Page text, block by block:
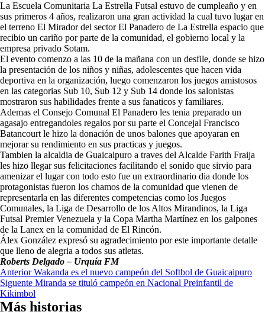
La Escuela Comunitaria La Estrella Futsal estuvo de cumpleaño y en
sus primeros 4 años, realizaron una gran actividad la cual tuvo lugar en
el terreno El Mirador del sector El Panadero de La Estrella espacio que
recibio un cariño por parte de la comunidad, el gobierno local y la
empresa privado Sotam.
El evento comenzo a las 10 de la mañana con un desfile, donde se hizo
la presentación de los niños y niñas, adolescentes que hacen vida
deportiva en la organización, luego comenzaron los juegos amistosos
en las categorias Sub 10, Sub 12 y Sub 14 donde los salonistas
mostraron sus habilidades frente a sus fanaticos y familiares.
Ademas el Consejo Comunal El Panadero les tenia preparado un
agasajo entregandoles regalos por su parte el Concejal Francisco
Batancourt le hizo la donación de unos balones que apoyaran en
mejorar su rendimiento en sus practicas y juegos.
Tambien la alcaldia de Guaicaipuro a traves del Alcalde Farith Fraija
les hizo llegar sus felicitaciones facilitando el sonido que sirvio para
amenizar el lugar con todo esto fue un extraordinario dia donde los
protagonistas fueron los chamos de la comunidad que vienen de
representarla en las diferentes competencias como los Juegos
Comunales, la Liga de Desarrollo de los Altos Mirandinos, la Liga
Futsal Premier Venezuela y la Copa Martha Martínez en los galpones
de la Lanex en la comunidad de El Rincón.
Álex González expresó su agradecimiento por este importante detalle
que lleno de alegria a todos sus atletas.
Roberts Delgado – Urquía FM
Navegación
de
entradas
AnteriorWakanda es el nuevo campeón del Softbol de Guaicaipuro
Siguente Miranda se tituló campeón en Nacional Preinfantil de
Kikimbol
Más historias